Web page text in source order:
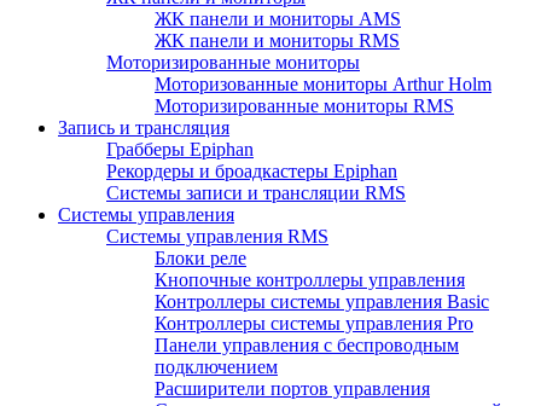
ЖК панели и мониторы AMS
ЖК панели и мониторы RMS
Моторизированные мониторы
Моторизованные мониторы Arthur Holm
Моторизированные мониторы RMS
Запись и трансляция
Грабберы Epiphan
Рекордеры и броадкастеры Epiphan
Системы записи и трансляции RMS
Системы управления
Системы управления RMS
Блоки реле
Кнопочные контроллеры управления
Контроллеры системы управления Basic
Контроллеры системы управления Pro
Панели управления с беспроводным
подключением
Расширители портов управления